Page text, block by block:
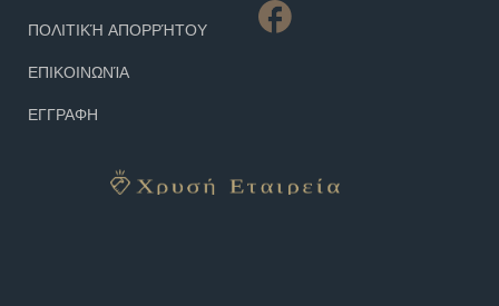
ΠΟΛΙΤΙΚΉ ΑΠΟΡΡΉΤΟΥ
ΕΠΙΚΟΙΝΩΝΊΑ
ΕΓΓΡΑΦΗ